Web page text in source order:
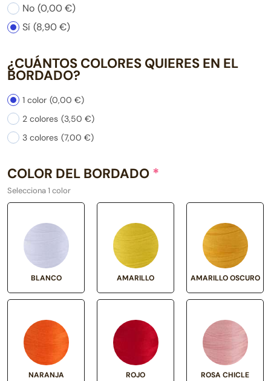
No (0,00 €)
Sí (8,90 €)
¿CUÁNTOS COLORES QUIERES EN EL
BORDADO?
1 color (0,00 €)
2 colores (3,50 €)
3 colores (7,00 €)
COLOR DEL BORDADO *
Selecciona 1 color
BLANCO AMARILLO AMARILLO OSCURO
NARANJA ROJO ROSA CHICLE